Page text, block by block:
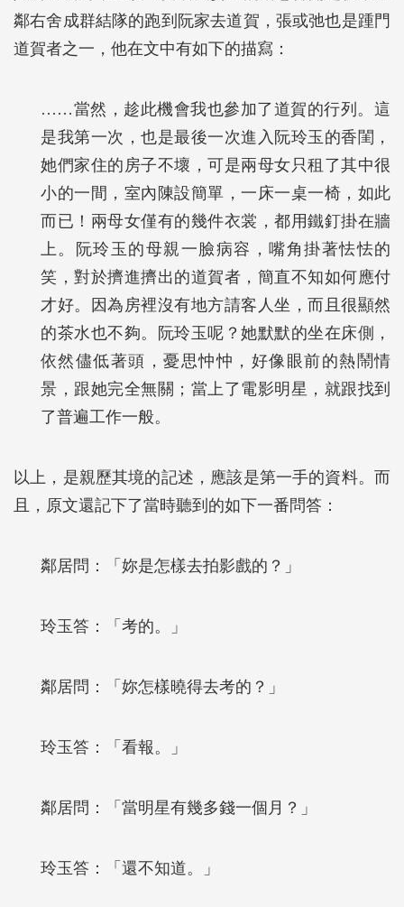
鄰右舍成群結隊的跑到阮家去道賀，張或弛也是踵門
道賀者之一，他在文中有如下的描寫：
……當然，趁此機會我也參加了道賀的行列。這
是我第一次，也是最後一次進入阮玲玉的香閨，
她們家住的房子不壞，可是兩母女只租了其中很
小的一間，室內陳設簡單，一床一桌一椅，如此
而已！兩母女僅有的幾件衣裳，都用鐵釘掛在牆
上。阮玲玉的母親一臉病容，嘴角掛著怯怯的
笑，對於擠進擠出的道賀者，簡直不知如何應付
才好。因為房裡沒有地方請客人坐，而且很顯然
的茶水也不夠。阮玲玉呢？她默默的坐在床側，
依然儘低著頭，憂思忡忡，好像眼前的熱鬧情
景，跟她完全無關；當上了電影明星，就跟找到
了普遍工作一般。
以上，是親歷其境的記述，應該是第一手的資料。而
且，原文還記下了當時聽到的如下一番問答：
鄰居問：「妳是怎樣去拍影戲的？」
玲玉答：「考的。」
鄰居問：「妳怎樣曉得去考的？」
玲玉答：「看報。」
鄰居問：「當明星有幾多錢一個月？」
玲玉答：「還不知道。」